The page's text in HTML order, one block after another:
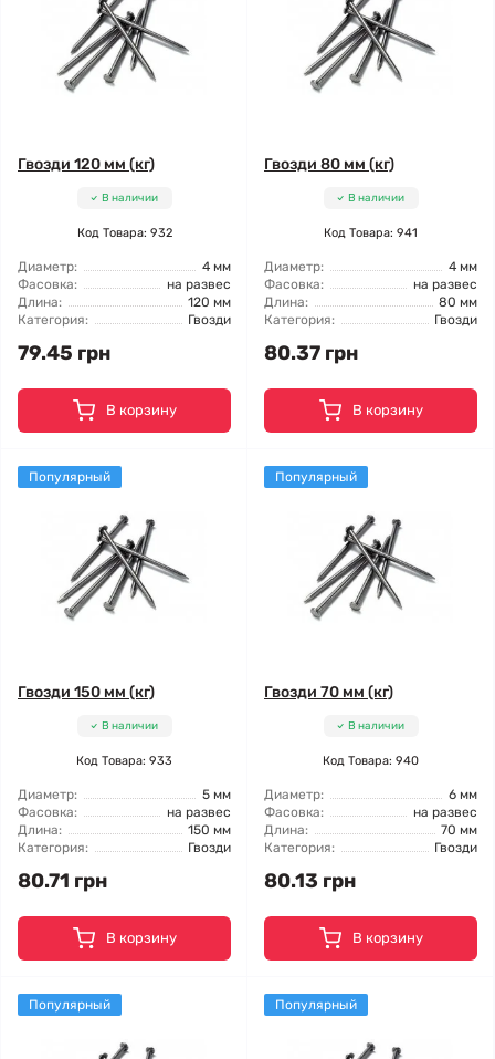
Гвозди 120 мм (кг)
В наличии
Код Товара: 932
Диаметр:
4 мм
Фасовка:
на развес
Длина:
120 мм
Категория:
Гвозди
79.45 грн
В корзину
Гвозди 80 мм (кг)
В наличии
Код Товара: 941
Диаметр:
4 мм
Фасовка:
на развес
Длина:
80 мм
Категория:
Гвозди
80.37 грн
В корзину
Популярный
Гвозди 150 мм (кг)
В наличии
Код Товара: 933
Диаметр:
5 мм
Фасовка:
на развес
Длина:
150 мм
Категория:
Гвозди
80.71 грн
В корзину
Популярный
Гвозди 70 мм (кг)
В наличии
Код Товара: 940
Диаметр:
6 мм
Фасовка:
на развес
Длина:
70 мм
Категория:
Гвозди
80.13 грн
В корзину
Популярный Популярный